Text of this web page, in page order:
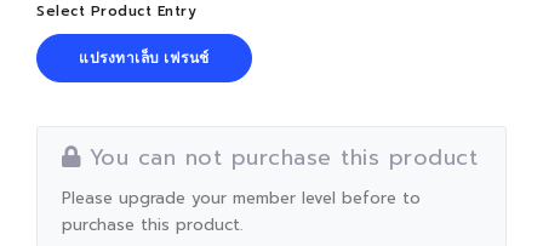
Select Product Entry
แปรงทาเล็บ เฟรนช์
You can not purchase this product
Please upgrade your member level before to
purchase this product.